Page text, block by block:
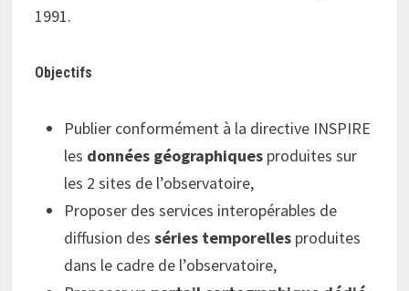
1991.
Objectifs
Publier conformément à la directive INSPIRE
les données géographiquesproduites sur
les 2 sites de l’observatoire,
Proposer des services interopérables de
diffusion des séries temporellesproduites
dans le cadre de l’observatoire,